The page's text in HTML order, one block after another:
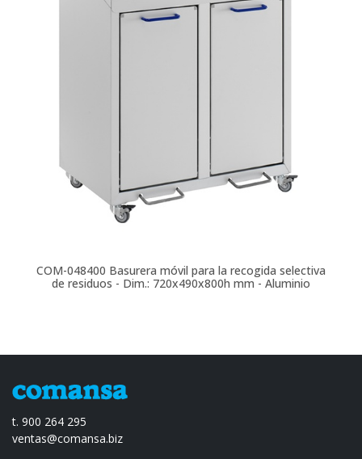
COM-048400 Basurera móvil para la recogida selectiva
de residuos - Dim.: 720x490x800h mm - Aluminio
t. 900 264 295
ventas@comansa.biz